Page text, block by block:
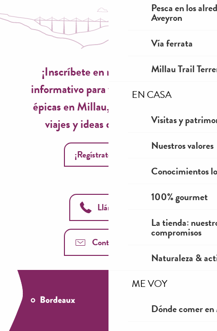
Pesca en los
Aveyron
Vía ferrata
Millau Trail
EN CASA
Visitas y
Nuestros valores
Conocimientos
100% gourmet
La tienda:
compromisos
Naturaleza &
ME VOY
Dónde comer
¡Inscríbete en nuestro boletín
informativo para vivir experiencias
épicas en Millau, inspiraciones de
viajes y ideas de temporada!
¡Regístrate ahora!
Llámanos
Contáctenos